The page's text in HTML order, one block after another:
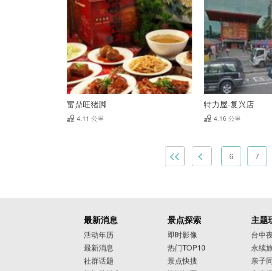
富鼎旺猪脚
4.11 公里
特力屋-复兴店
4.16 公里
6 7
最新消息
活动年历
最新消息
社群话题
景点探索
即时影像
热门TOP10
景点快搜
主题
台中
永续
亲子